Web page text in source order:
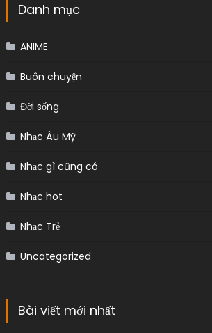
Danh mục
ANIME
Buôn chuyện
Đời sống
Nhạc Âu Mỹ
Nhạc gì cũng có
Nhạc hot
Nhạc Trẻ
Uncategorized
Bài viết mới nhất